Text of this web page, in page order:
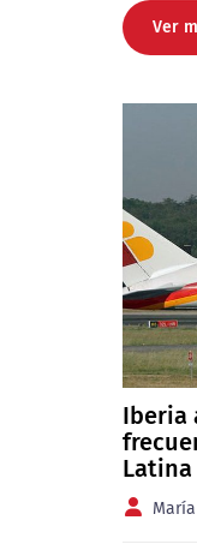
Ver
Iberia
Latina